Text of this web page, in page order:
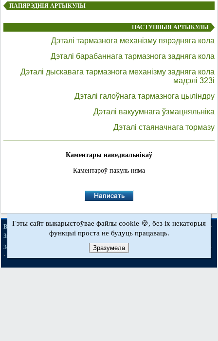
ПАПЯРЭДНІЯ АРТЫКУЛЫ
НАСТУПНЫЯ АРТЫКУЛЫ
Дэталі тармазнога механізму пярэдняга кола
Дэталі барабаннага тармазнога задняга кола
Дэталі дыскавага тармазнога механізму задняга кола
мадэлі 323i
Дэталі галоўнага тармазнога цыліндру
Дэталі вакуумнага ўзмацняльніка
Дэталі стаяначнага тормазу
Каментары наведвальнікаў
Каментароў пакуль няма
BMWman.ru © 2017-2026·Поўная версія·Навіны і артыкулы ·Мапа сайту ·
Зваротная сувязь·Пошук па сайце
3er E21
3er E46[бензін]·3er E46 5er E34
· · ·
Гэты сайт выкарыстоўвае файлы cookie 🍪, без іх некаторыя
функцыі проста не будуць працаваць.
Зразумела